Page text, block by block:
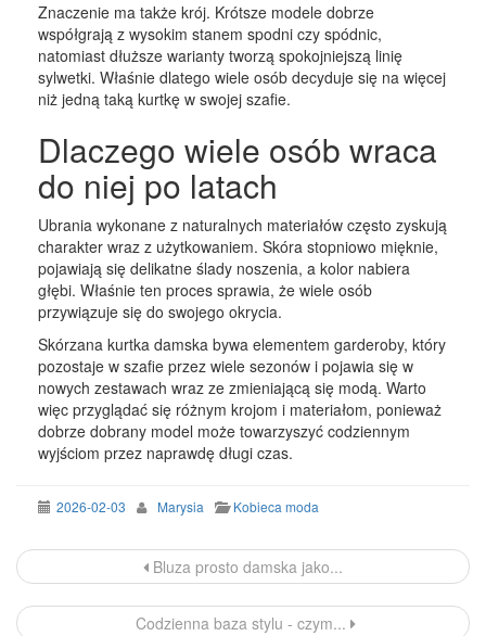
Znaczenie ma także krój. Krótsze modele dobrze
współgrają z wysokim stanem spodni czy spódnic,
natomiast dłuższe warianty tworzą spokojniejszą linię
sylwetki. Właśnie dlatego wiele osób decyduje się na więcej
niż jedną taką kurtkę w swojej szafie.
Dlaczego wiele osób wraca
do niej po latach
Ubrania wykonane z naturalnych materiałów często zyskują
charakter wraz z użytkowaniem. Skóra stopniowo mięknie,
pojawiają się delikatne ślady noszenia, a kolor nabiera
głębi. Właśnie ten proces sprawia, że wiele osób
przywiązuje się do swojego okrycia.
Skórzana kurtka damska bywa elementem garderoby, który
pozostaje w szafie przez wiele sezonów i pojawia się w
nowych zestawach wraz ze zmieniającą się modą. Warto
więc przyglądać się różnym krojom i materiałom, ponieważ
dobrze dobrany model może towarzyszyć codziennym
wyjściom przez naprawdę długi czas.
2026-02-03 Marysia Kobieca moda
Nawigacja
wpisu
Bluza prosto damska jako...
Codzienna baza stylu - czym...